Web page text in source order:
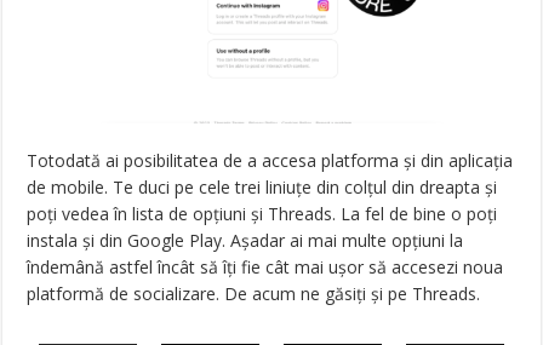
Totodată ai posibilitatea de a accesa platforma și din aplicația
de mobile. Te duci pe cele trei liniuțe din colțul din dreapta și
poți vedea în lista de opțiuni și Threads. La fel de bine o poți
instala și din Google Play. Așadar ai mai multe opțiuni la
îndemână astfel încât să îți fie cât mai ușor să accesezi noua
platformă de socializare. De acum ne găsiți și pe Threads.